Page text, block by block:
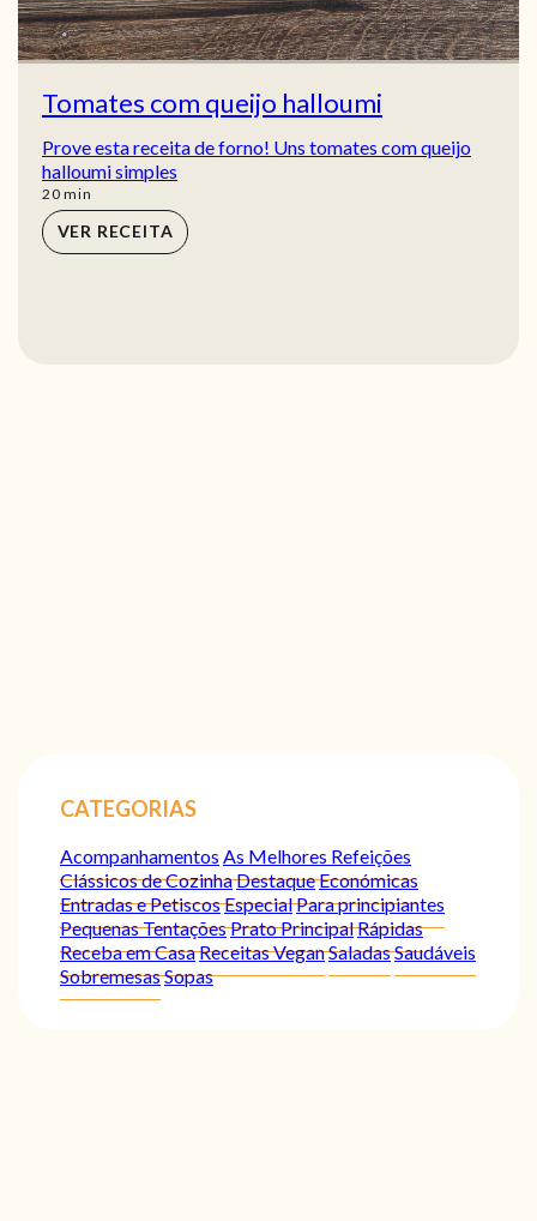
Tomates com queijo halloumi
Prove esta receita de forno! Uns tomates com queijo
halloumi simples
20min
min
VER RECEITA
CATEGORIAS
Acompanhamentos As Melhores Refeições
Clássicos de CozinhaDestaqueEconómicas
Entradas e PetiscosEspecialPara principiantes
Pequenas TentaçõesPrato PrincipalRápidas
Receba em CasaReceitas VeganSaladasSaudáveis
SobremesasSopas